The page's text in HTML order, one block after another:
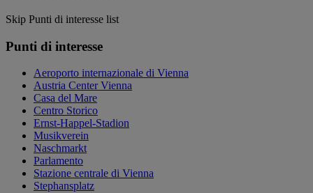
Skip Punti di interesse list
Punti di interesse
Aeroporto internazionale di Vienna
Austria Center Vienna
Casa del Mare
Centro Storico
Ernst-Happel-Stadion
Musikverein
Naschmarkt
Parlamento
Stazione centrale di Vienna
Stephansplatz